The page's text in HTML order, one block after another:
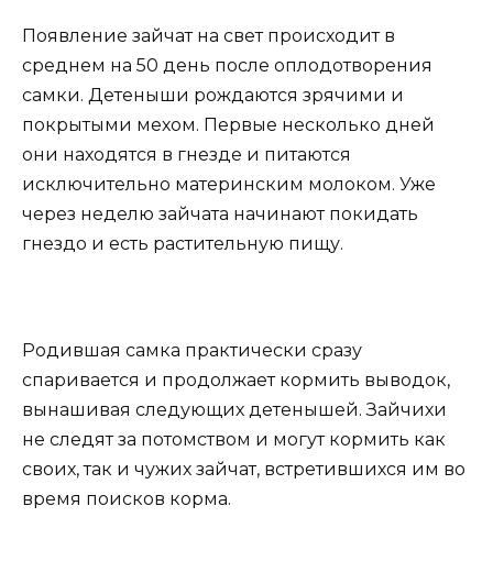
Появление зайчат на свет происходит в
среднем на 50 день после оплодотворения
самки. Детеныши рождаются зрячими и
покрытыми мехом. Первые несколько дней
они находятся в гнезде и питаются
исключительно материнским молоком. Уже
через неделю зайчата начинают покидать
гнездо и есть растительную пищу.
Родившая самка практически сразу
спаривается и продолжает кормить выводок,
вынашивая следующих детенышей. Зайчихи
не следят за потомством и могут кормить как
своих, так и чужих зайчат, встретившихся им во
время поисков корма.